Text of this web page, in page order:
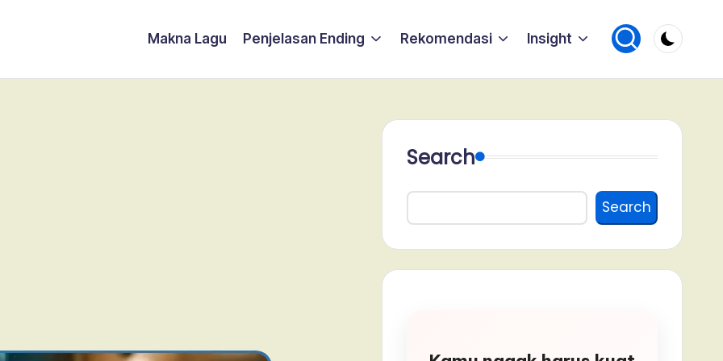
Makna Lagu Penjelasan Ending Rekomendasi Insight
Search
Search